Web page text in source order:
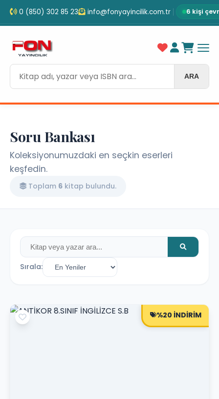
0 (850) 302 85 23 info@fonyayincilik.com.tr 6 kişi
ARA
Soru Bankası
Koleksiyonumuzdaki en seçkin eserleri
keşfedin.
Toplam 6 kitap bulundu.
Sırala:
%20 İNDİRİM